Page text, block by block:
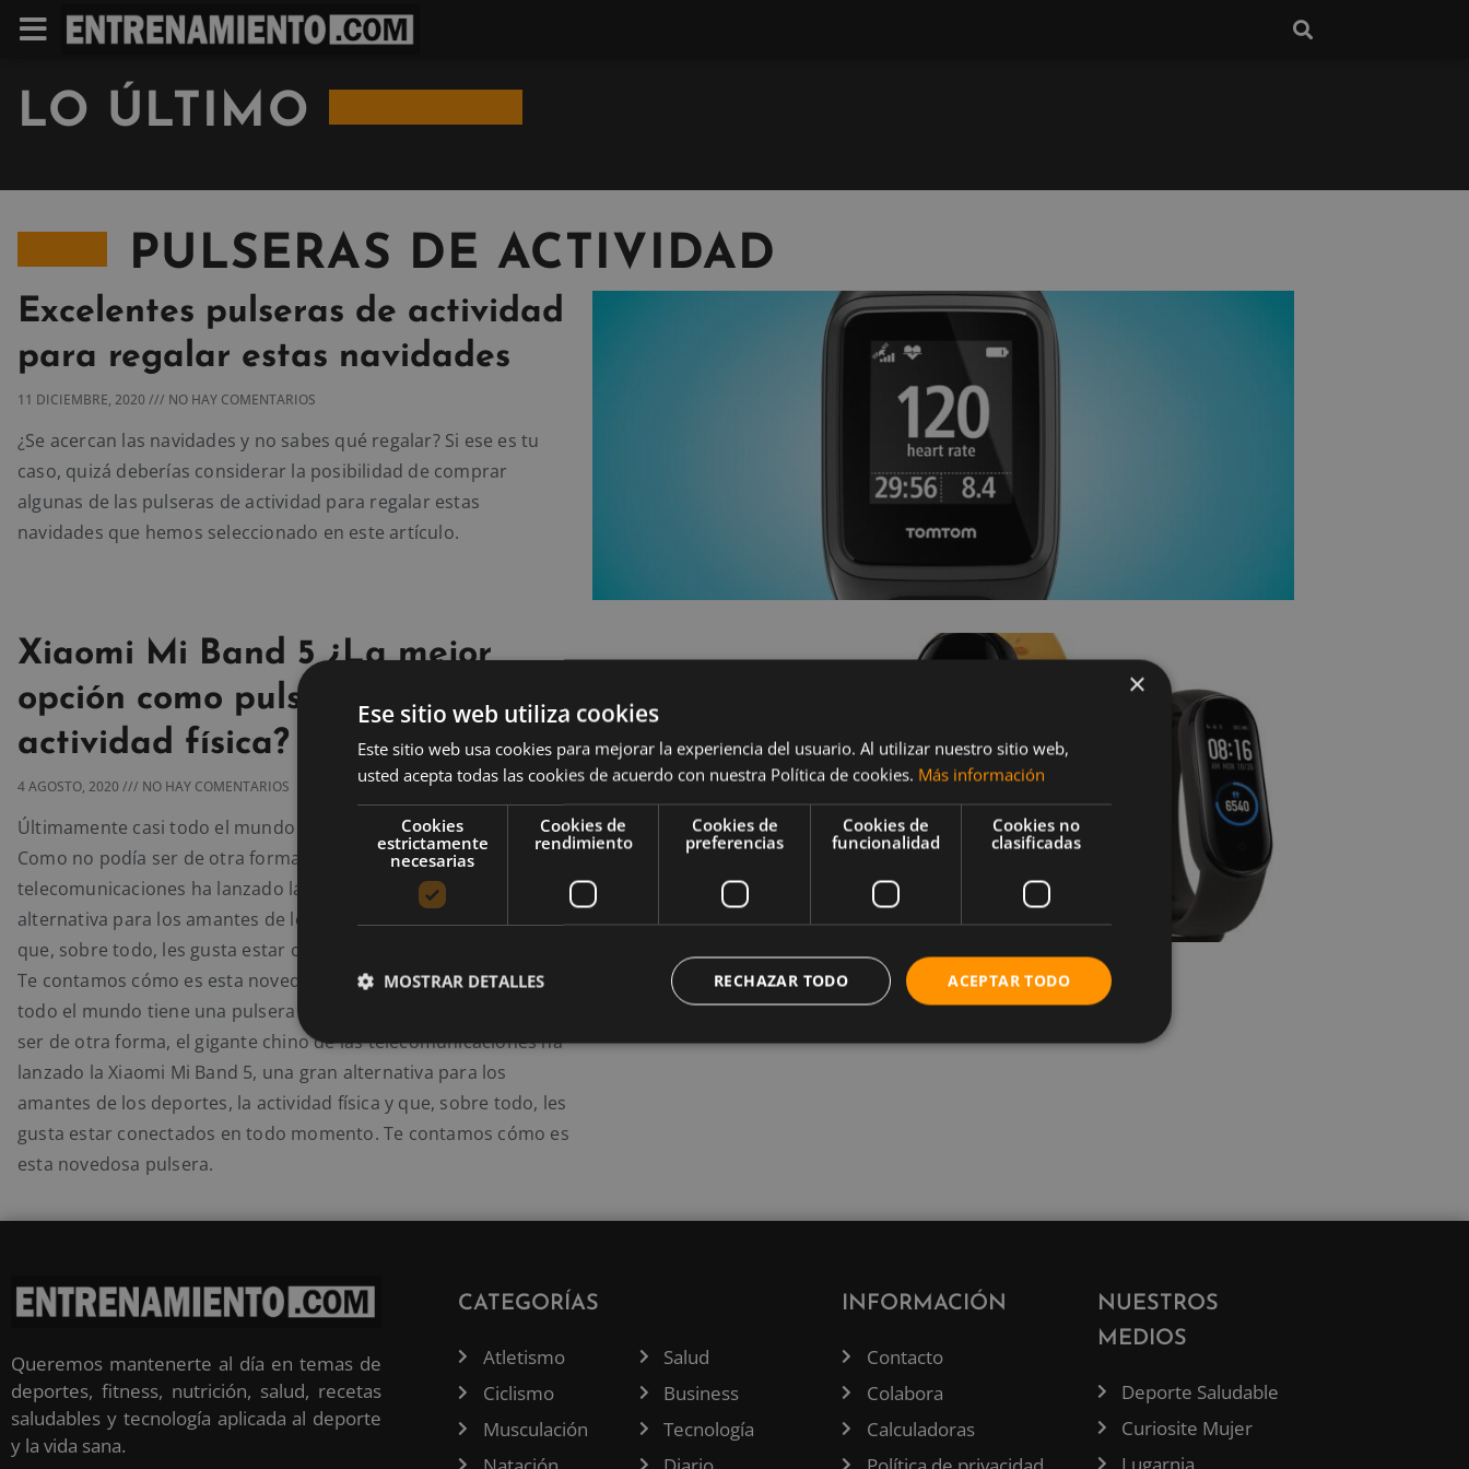
LO ÚLTIMO
PULSERAS DE ACTIVIDAD
Excelentes pulseras de actividad
para regalar estas navidades
11 DICIEMBRE, 2020 NO HAY COMENTARIOS
¿Se acercan las navidades y no sabes qué regalar? Si ese es tu
caso, quizá deberías considerar la posibilidad de comprar
algunas de las pulseras de actividad para regalar estas
navidades que hemos seleccionado en este artículo.
Xiaomi Mi Band 5 ¿La mejor
opción como pulsera de
actividad física?
4 AGOSTO, 2020 NO HAY COMENTARIOS
Últimamente casi todo el mundo tiene una pulsera de actividad.
Como no podía ser de otra forma, el gigante chino de las
telecomunicaciones ha lanzado la Xiaomi Mi Band 5, una gran
alternativa para los amantes de los deportes, la actividad física y
que, sobre todo, les gusta estar conectados en todo momento.
Te contamos cómo es esta novedosa pulsera. Últimamente casi
todo el mundo tiene una pulsera de actividad. Como no podía
ser de otra forma, el gigante chino de las telecomunicaciones ha
lanzado la Xiaomi Mi Band 5, una gran alternativa para los
amantes de los deportes, la actividad física y que, sobre todo, les
gusta estar conectados en todo momento. Te contamos cómo es
esta novedosa pulsera.
Queremos mantenerte al día en temas de
deportes, fitness, nutrición, salud, recetas
saludables y tecnología aplicada al deporte
y la vida sana.
CATEGORÍAS
Atletismo
Ciclismo
Musculación
Salud
Business
Tecnología
INFORMACIÓN
Contacto
Colabora
Calculadoras
NUESTROS
MEDIOS
Deporte Saludable
Curiosite Mujer
×
Ese sitio web utiliza cookies
Este sitio web usa cookies para mejorar la experiencia del usuario. Al utilizar nuestro sitio web,
usted acepta todas las cookies de acuerdo con nuestra Política de cookies. Más información
Cookies
estrictamente
necesarias
Cookies de
rendimiento
Cookies de
preferencias
Cookies de
funcionalidad
Cookies no
clasificadas
ACEPTAR TODO
RECHAZAR TODO
MOSTRAR DETALLES